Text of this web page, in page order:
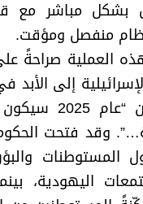
بشكل مباشر مع
منفصل ومؤقت.
العملية صراحةً
إلى
الغربية، مصرحًا
وقد فتحت
والبؤر
اليهودية،